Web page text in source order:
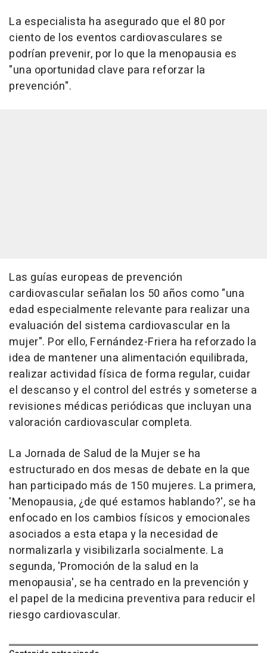
La especialista ha asegurado que el 80 por
ciento de los eventos cardiovasculares se
podrían prevenir, por lo que la menopausia es
"una oportunidad clave para reforzar la
prevención".
Las guías europeas de prevención
cardiovascular señalan los 50 años como "una
edad especialmente relevante para realizar una
evaluación del sistema cardiovascular en la
mujer". Por ello, Fernández-Friera ha reforzado la
idea de mantener una alimentación equilibrada,
realizar actividad física de forma regular, cuidar
el descanso y el control del estrés y someterse a
revisiones médicas periódicas que incluyan una
valoración cardiovascular completa.
La Jornada de Salud de la Mujer se ha
estructurado en dos mesas de debate en la que
han participado más de 150 mujeres. La primera,
'Menopausia, ¿de qué estamos hablando?', se ha
enfocado en los cambios físicos y emocionales
asociados a esta etapa y la necesidad de
normalizarla y visibilizarla socialmente. La
segunda, 'Promoción de la salud en la
menopausia', se ha centrado en la prevención y
el papel de la medicina preventiva para reducir el
riesgo cardiovascular.